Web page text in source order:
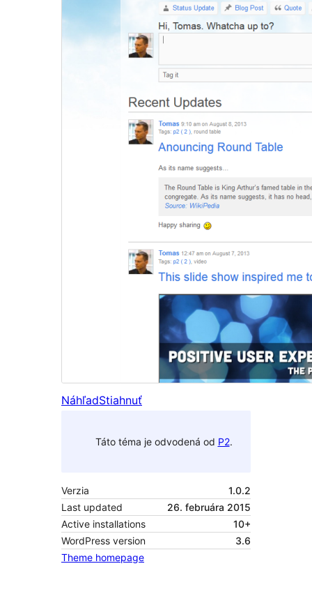
NáhľadStiahnuť
Táto téma je odvodená od P2.
Verzia
1.0.2
Last updated
26. februára 2015
Active installations
10+
WordPress version
3.6
Theme homepage